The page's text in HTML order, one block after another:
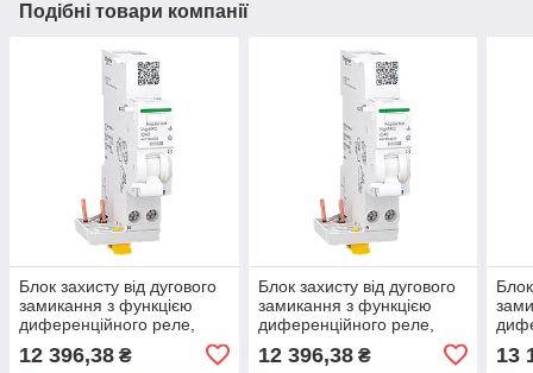
Подібні товари компанії
Блок захисту від дугового
замикання з функцією
диференційного реле,
VigiARC iC40, 1P+N, 25A,
30мА, A-SI
12 396,38 ₴
Блок захисту від дугового
замикання з функцією
диференційного реле,
VigiARC iC40, 1P+N, 40A,
30мА, A-SI
12 396,38₴ 13